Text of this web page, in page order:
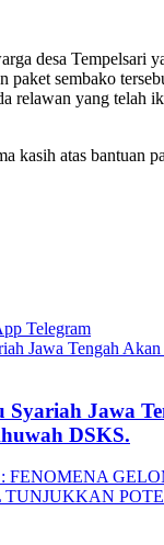
desa Tempelsari
paket sembako
relawan yang telah
kasih atas bantuan
Telegram
Jawa Tengah
Syariah Jawa
DSKS.
: FENOMENA